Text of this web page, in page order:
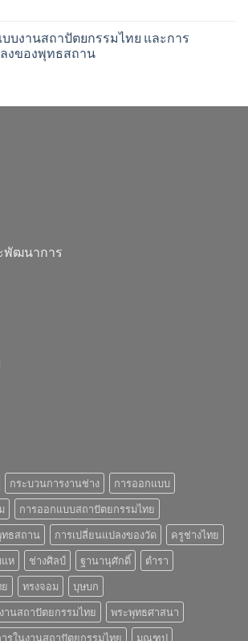
ดิ์
น
าปัตยกรรม
นาการ
น
าปัตยกรรม
บงานสถาปัตยกรรมไทย และการ
งของพุทธสถาน
ง
พัฒนาการ
กระบวนการงานช่าง
การออกแบบ
การออกแบบสถาปัตยกรรมไทย
ทธสถาน
การเปลี่ยนแปลงของวัด
ครูช่างไทย
ห ช่างศิลป์ ฐานานุศักดิ์
ตำรา
ทรงจอม
บุษบก
นสถาปัตยกรรมไทย
พระพุทธศาสนา
รในงานสถาปัตยกรรมไทย มณฑป